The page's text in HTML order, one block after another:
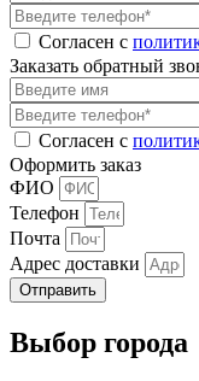
Согласен с
Заказать обратный
Согласен с
Оформить заказ
ФИО
Телефон
Почта
Адрес доставки
Отправить
Выбор города